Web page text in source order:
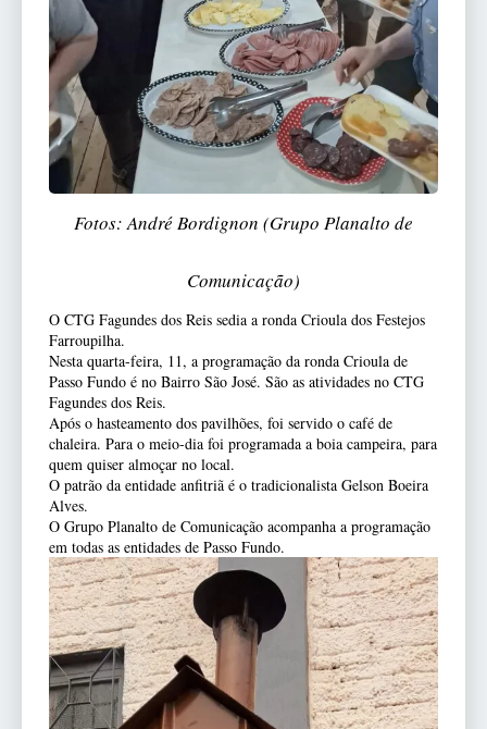
Fotos: André Bordignon (Grupo Planalto de
Comunicação)
O CTG Fagundes dos Reis sedia a ronda Crioula dos Festejos
Farroupilha.
Nesta quarta-feira, 11, a programação da ronda Crioula de
Passo Fundo é no Bairro São José. São as atividades no CTG
Fagundes dos Reis.
Após o hasteamento dos pavilhões, foi servido o café de
chaleira. Para o meio-dia foi programada a boia campeira, para
quem quiser almoçar no local.
O patrão da entidade anfitriã é o tradicionalista Gelson Boeira
Alves.
O Grupo Planalto de Comunicação acompanha a programação
em todas as entidades de Passo Fundo.